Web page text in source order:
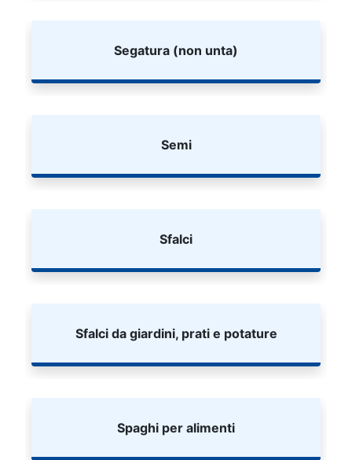
Segatura (non unta)
Semi
Sfalci
Sfalci da giardini, prati e potature
Spaghi per alimenti